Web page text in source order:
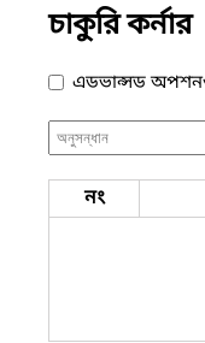
চাকুরি কর্নার
এডভান্সড
নং